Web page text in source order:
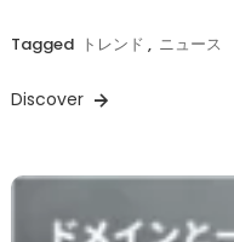
Tagged トレンド , ニュース
Discover